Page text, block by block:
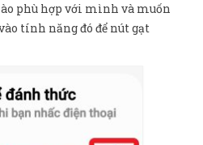
phù hợp với mình và muốn
tính năng đó để nút gạt